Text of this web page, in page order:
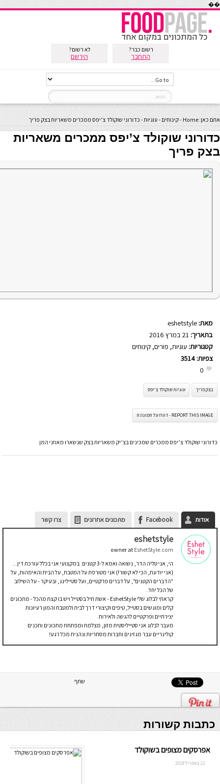
��
רשום כבר?
התחבר
לא רשום?
הירשם
אתם כאן: Home
-קינוחים - עוגיות- כדורוני שוקולד צ’יפס ממכרים משאריות בצק פריך
כדורוני שוקולד צ’יפס ממכרים משאריות
בצק פריך
מאת: eshetstyle
בתאריך:
קטגוריות: עוגיות, פורים, קינוחים
צפיות: 3514
0
בצק פריך עוגיות שוקולד צ'יפס
REPORT THIS IMAGE - דווח על תמונה זו
כדורוני שוקולד צ’יפס ממכרים שמכינים בצ’יק משאריות בצק שנשארו מאוזני המן
אודות Facebook מתכונים אחרונים צרו קשר
eshetstyle
owner at EshetStyle.com
הי, אני טליה הדר, נשואה ואמא ל-3 קטנים. במקצועי אני בכלל עורכת דין...
(אני יודעת, הכי לא קשור!) אני מטורפת על המטבח, על הבית והאימהות, על
"הדברים הקטנים", על דברים פרקטיים, ועל סטיילינג, ובעיקר - על השילוב
של הכל יחד.
קראתי לבלוג שלי EshetStyle - אשת חיל בסטייל ויש בו קצת מהכל - מתכונים
קלים ומוגשים בסטייל, טיפים וקיצורי דרך לבית ולמטבח והמון רעיונות
יצירתיים ופרקטיים להגשה ולאירוח.
מעבר לבלוג אני סטייליסטית מזון, מצלמת ומפתחת מתכונים ותכנים
קולינריים עבר מגזינים וחברות מסחריות ונהנית מכל רגע!
שתף
כתבות קשורות
אפרסקים מצופים בשוקולד
22 באפריל 2018